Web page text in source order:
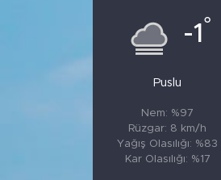
-1 °
Puslu
Nem: %97
Rüzgar: 8 km/h
Yağış Olasılığı: %83
Kar Olasılığı: %17